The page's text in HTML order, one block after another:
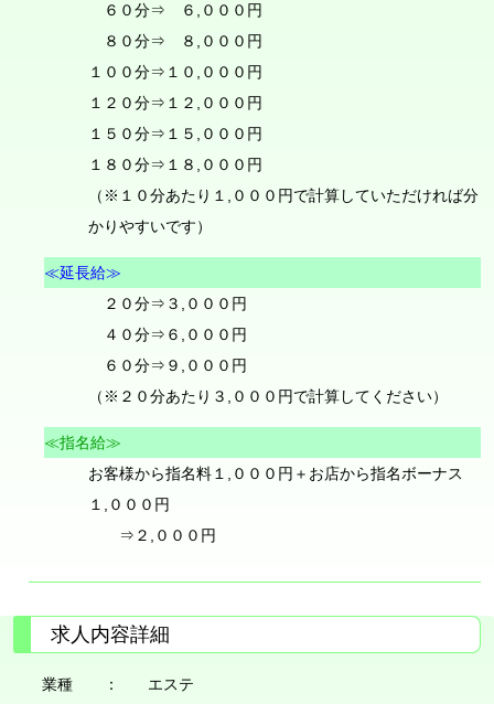
６０分⇒ ６,０００円
８０分⇒ ８,０００円
１００分⇒１０,０００円
１２０分⇒１２,０００円
１５０分⇒１５,０００円
１８０分⇒１８,０００円
（※１０分あたり１,０００円で計算していただければ分
かりやすいです）
≪延長給≫
２０分⇒３,０００円
４０分⇒６,０００円
６０分⇒９,０００円
（※２０分あたり３,０００円で計算してください）
≪指名給≫
お客様から指名料１,０００円＋お店から指名ボーナス
１,０００円
⇒２,０００円
求人内容詳細
業種 ：
エステ